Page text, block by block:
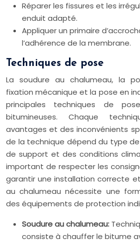
Réparer les fissures et les
enduit adapté.
Appliquer un primaire
l’adhérence de la membrane.
Techniques de pose
La soudure au chalumeau, la
fixation mécanique et la pose en
principales techniques de
bitumineuses. Chaque
avantages et des inconvénients
de la technique dépend du type
de support et des conditions
important de respecter les
garantir une installation correcte
au chalumeau nécessite une
des équipements de protection
Soudure au chalumeau:
consiste à chauffer le bitume